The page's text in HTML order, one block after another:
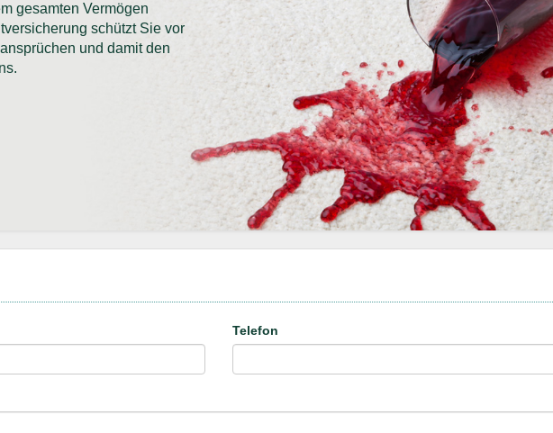
gesamten Vermögen
schützt Sie vor
und damit den
Telefon